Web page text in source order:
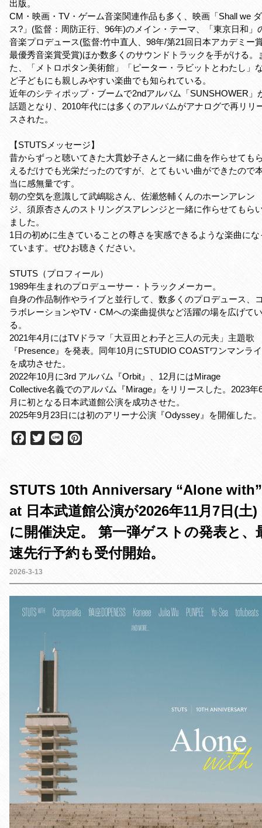
出版。
CM・映画・TV・ゲーム音楽関連作品も多く、映画「Shall we
ス?」(監督：周防正行、96年)のメイン・テーマ、「東京日和」
音楽プロデュース(監督:竹中直人、98年/第21回日本アカデミー
最優秀音楽賞受賞)ほか数多くのサウンドトラックを手がける。
た、「メトロポタン美術館」「ピーター・ラビットとわたし」
ど子どもにも親しみやすい楽曲でも知られている。
近年のシティポップ・ブームで2ndアルバム「SUNSHOWER」
話題となり、2010年代には多くのアルバムがアナログで再リリ
スされた。
【STUTSメッセージ】
昔からずっと聴いてきた大貫妙子さんと一緒に曲を作らせても
えるだけでも光栄だったのですが、とてもいい曲ができたので
当に感無量です。
朝の空気を意識して武嶋聡さん、佐瀬悠輔くんのホーンアレン
ジ、須原杏さんのストリングスアレンジと一緒に作らせてもら
ました。
1日の初めに生きていることの尊さを実感できるような楽曲にな
ています。ぜひお聴きください。
STUTS（プロフィール）
1989年生まれのプロデューサー・トラックメーカー。
自身の作品制作やライブと並行して、数多くのプロデュース、
ラボレーションやTV・CMへの楽曲提供など活躍の場を広げてい
る。
2021年4月にはTVドラマ「大豆田とわ子と三人の元夫」主題歌
『Presence』を発表。同年10月にSTUDIO COASTワンマンラ
を成功させた。
2022年10月に3rd アルバム『Orbit』、12月にはMirage
Collective名義でのアルバム『Mirage』をリリースした。2023年
月に初となる日本武道館公演を成功させた。
2025年9月23日には初のアリーナ公演『Odyssey』を開催した。
b
o
k
t
e
r
e
e
t
STUTS 10th Anniversary “Alone with”
at 日本武道館公演が2026年11月7日(土)
に開催決定。 第一弾ゲストの発表と、
速先行予約も受付開始。
2026-3-13